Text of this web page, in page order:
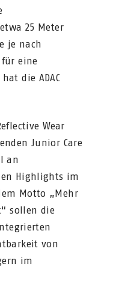
25 Meter
je nach
eine
die ADAC
Wear
Junior Care
an
Highlights im
Motto „Mehr
sollen die
von
im